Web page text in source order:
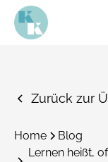
Zurück zur
Home
Blog
Lernen heißt,